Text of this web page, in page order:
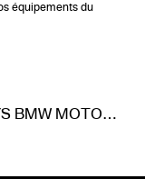
équipements du
MOTORRAD 2021